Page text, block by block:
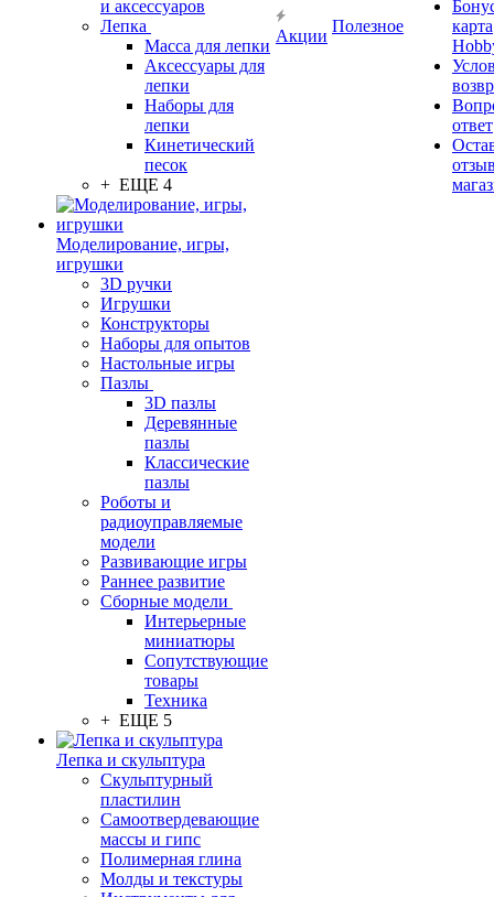
и аксессуаров
Лепка
Масса для лепки
Аксессуары для
лепки
Наборы для
лепки
Кинетический
песок
+ ЕЩЕ 4
Моделирование, игры,
игрушки
3D ручки
Игрушки
Конструкторы
Наборы для опытов
Настольные игры
Пазлы
3D пазлы
Деревянные
пазлы
Классические
пазлы
Роботы и
радиоуправляемые
модели
Развивающие игры
Раннее развитие
Сборные модели
Интерьерные
миниатюры
Сопутствующие
товары
Техника
+ ЕЩЕ 5
Лепка и скульптура
Скульптурный
пластилин
Самоотвердевающие
массы и гипс
Полимерная глина
Молды и текстуры
Акции
Полезное
карта
ответ